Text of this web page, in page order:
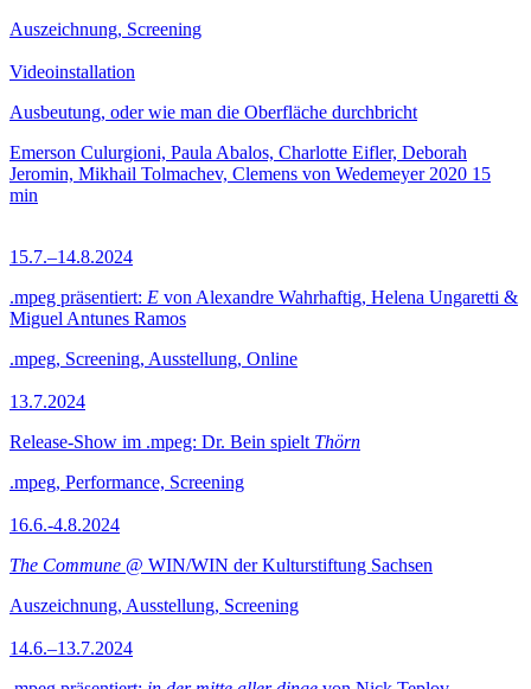
Auszeichnung, Screening
Videoinstallation
Ausbeutung, oder wie man die Oberfläche durchbricht
Emerson Culurgioni, Paula Abalos, Charlotte Eifler, Deborah
Jeromin, Mikhail Tolmachev, Clemens von Wedemeyer 2020 15
min
15.7.–14.8.2024
.mpeg präsentiert: E von Alexandre Wahrhaftig, Helena Ungaretti &
Miguel Antunes Ramos
.mpeg, Screening, Ausstellung, Online
13.7.2024
Release-Show im .mpeg: Dr. Bein spielt Thörn
.mpeg, Performance, Screening
16.6.-4.8.2024
The Commune @ WIN/WIN der Kulturstiftung Sachsen
Auszeichnung, Ausstellung, Screening
14.6.–13.7.2024